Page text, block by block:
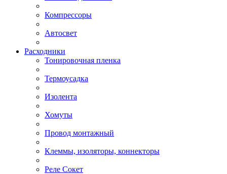
Компрессоры
Автосвет
Расходники
Тонировочная пленка
Термоусадка
Изолента
Хомуты
Провод монтажный
Клеммы, изоляторы, коннекторы
Реле Сокет